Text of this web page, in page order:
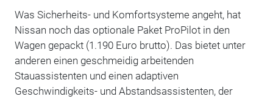
Was Sicherheits- und Komfortsysteme angeht, hat
Nissan noch das optionale Paket ProPilot in den
Wagen gepackt (1.190 Euro brutto). Das bietet unter
anderen einen geschmeidig arbeitenden
Stauassistenten und einen adaptiven
Geschwindigkeits- und Abstandsassistenten, der